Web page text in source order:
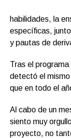
habilidades, la
específicas,
y pautas de
Tras el
detectó el
que en todo el
Al cabo de un
siento muy
proyecto, no